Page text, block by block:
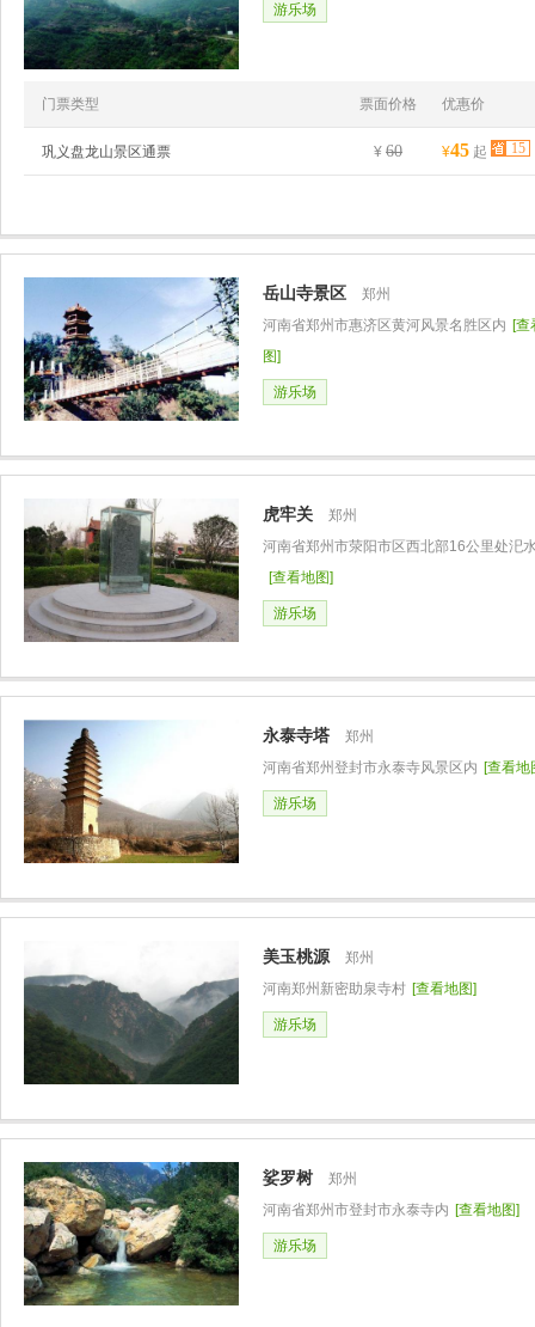
游乐场
门票类型 票面价格 优惠价
巩义盘龙山景区通票 ¥ 60 ¥45 起 15
岳山寺景区
郑州
河南省郑州市惠济区黄河风景名胜区内 [查
图]
游乐场
虎牢关
郑州
河南省郑州市荥阳市区西北部16公里处汜
[查看地图]
游乐场
永泰寺塔
郑州
河南省郑州登封市永泰寺风景区内 [查看地
游乐场
美玉桃源
郑州
河南郑州新密助泉寺村 [查看地图]
游乐场
娑罗树
郑州
河南省郑州市登封市永泰寺内 [查看地图]
游乐场